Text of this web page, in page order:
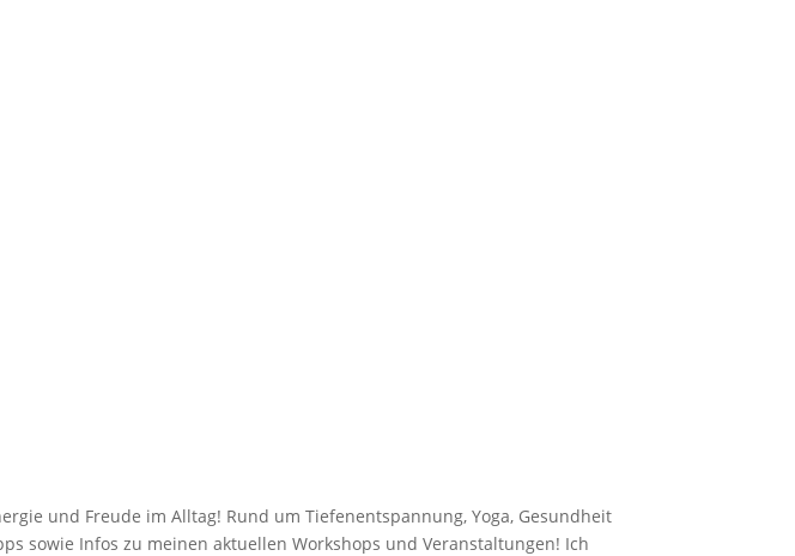
und Freude im Alltag! Rund um Tiefenentspannung, Yoga, Gesundheit
sowie Infos zu meinen aktuellen Workshops und Veranstaltungen! Ich